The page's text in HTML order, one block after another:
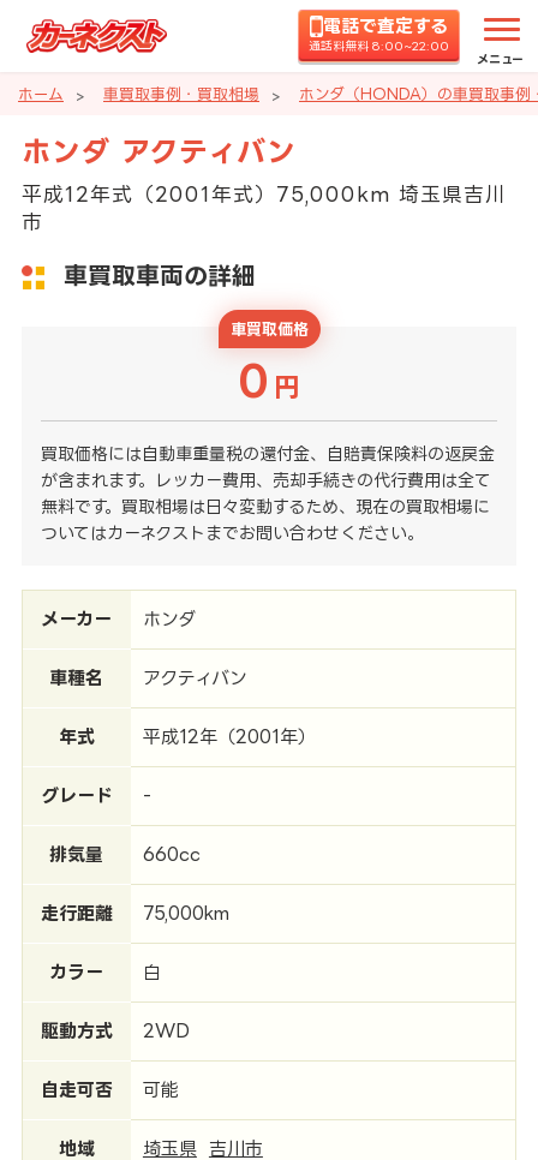
電話で査定する
通話料無料 8:00~22:00
メニュー
ホーム 車買取事例・買取相場 ホンダ（HONDA）の車買取事例
ホンダ アクティバン
平成12年式（2001年式）75,000km 埼玉県吉川
市
車買取車両の詳細
車買取価格
0 円
買取価格には自動車重量税の還付金、自賠責保険料の返戻金
が含まれます。レッカー費用、売却手続きの代行費用は全て
無料です。買取相場は日々変動するため、現在の買取相場に
ついてはカーネクストまでお問い合わせください。
メーカー ホンダ
車種名 アクティバン
年式 平成12年（2001年）
グレード -
排気量 660cc
走行距離 75,000km
カラー 白
駆動方式 2WD
自走可否 可能
地域 埼玉県 吉川市